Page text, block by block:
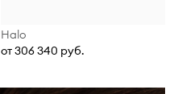
Halo
от 306 340 руб.